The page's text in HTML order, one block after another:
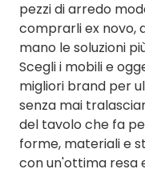
pezzi di arredo
comprarli ex novo,
mano le soluzioni
Scegli i mobili e
migliori brand per
senza mai
del tavolo che fa
forme, materiali e
con un'ottima resa